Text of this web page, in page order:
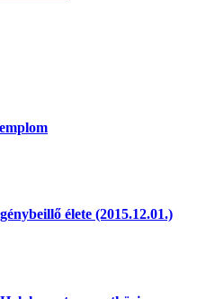
élete (2015.12.01.)